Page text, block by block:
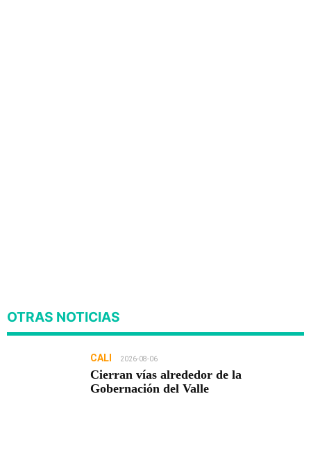
OTRAS NOTICIAS
CALI 2026-08-06
Cierran vías alrededor de la
Gobernación del Valle